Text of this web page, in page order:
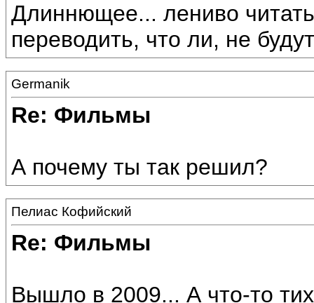
Длиннющее... лениво
переводить, что ли, не
Germanik
Re: Фильмы
А почему ты так решил?
Пелиас Кофийский
Re: Фильмы
Вышло в 2009... А что-то